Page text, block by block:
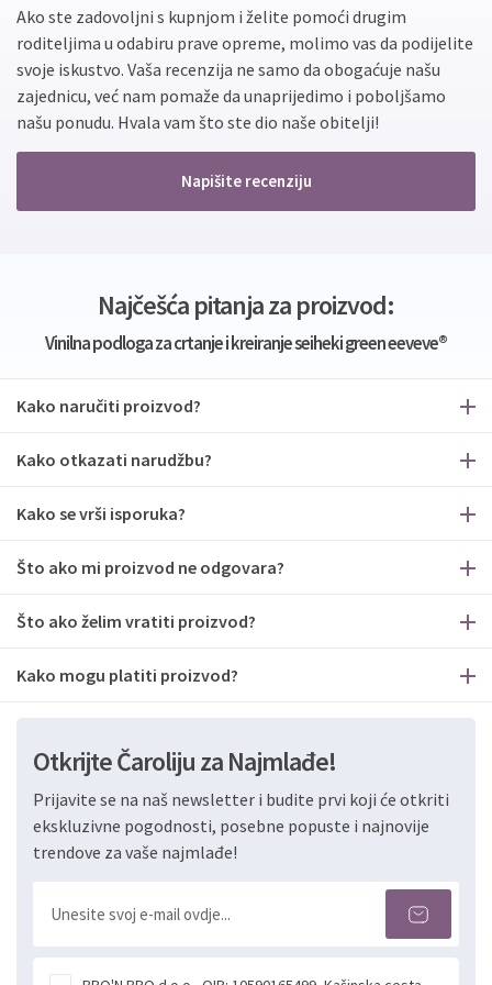
Ako ste zadovoljni s kupnjom i želite pomoći drugim
roditeljima u odabiru prave opreme, molimo vas da podijelite
svoje iskustvo. Vaša recenzija ne samo da obogaćuje našu
zajednicu, već nam pomaže da unaprijedimo i poboljšamo
našu ponudu. Hvala vam što ste dio naše obitelji!
Napišite recenziju
Najčešća pitanja za proizvod:
Vinilna podloga za crtanje i kreiranje seiheki green eeveve®
Kako naručiti proizvod?
Kako otkazati narudžbu?
Kako se vrši isporuka?
Što ako mi proizvod ne odgovara?
Što ako želim vratiti proizvod?
Kako mogu platiti proizvod?
Otkrijte Čaroliju za Najmlađe!
Prijavite se na naš newsletter i budite prvi koji će otkriti
ekskluzivne pogodnosti, posebne popuste i najnovije
trendove za vaše najmlađe!